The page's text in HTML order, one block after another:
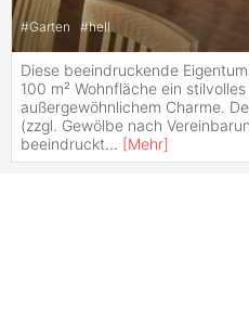
#Garten #hell
Diese beeindruckende
100 m² Wohnfläche ein
außergewöhnlichem Charme.
(zzgl. Gewölbe nach
beeindruckt... [Mehr]